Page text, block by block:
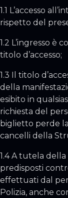
1.1 L’accesso
rispetto del
1.2 L’ingresso è
titolo d’accesso;
1.3 Il titolo
della
esibito in
richiesta del
biglietto perde
cancelli della
1.4 A tutela
predisposti
effettuati dal
Polizia, anche